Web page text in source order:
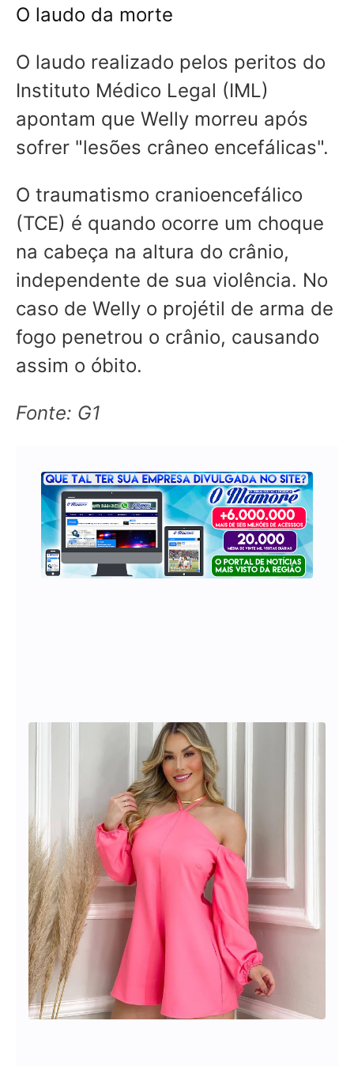
O laudo da morte
O laudo realizado pelos peritos do
Instituto Médico Legal (IML)
apontam que Welly morreu após
sofrer "lesões crâneo encefálicas".
O traumatismo cranioencefálico
(TCE) é quando ocorre um choque
na cabeça na altura do crânio,
independente de sua violência. No
caso de Welly o projétil de arma de
fogo penetrou o crânio, causando
assim o óbito.
Fonte: G1